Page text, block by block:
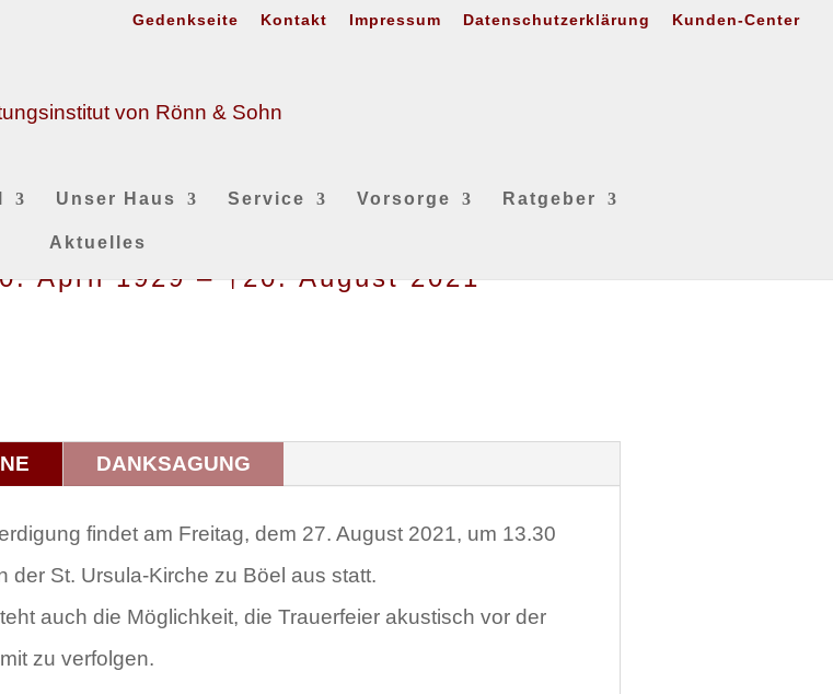
Gedenkseite Kontakt Impressum Datenschutzerklärung Kunden-Center
Unser Haus Service Vorsorge Ratgeber
Aktuelles
April 1929 – †20. August 2021
DANKSAGUNG
findet am Freitag, dem 27. August 2021, um 13.30
der St. Ursula-Kirche zu Böel aus statt.
auch die Möglichkeit, die Trauerfeier akustisch vor der
zu verfolgen.